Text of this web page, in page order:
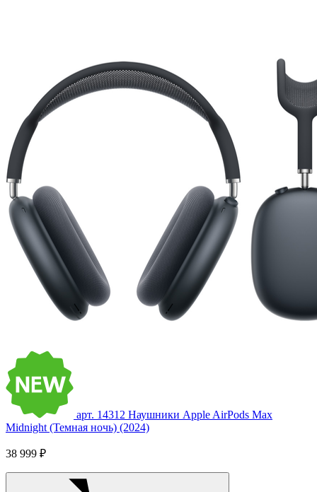
арт. 14312 Наушники Apple AirPods Max
Midnight (Темная ночь) (2024)
38 999 ₽